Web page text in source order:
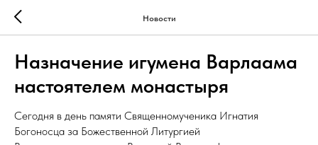
Новости
Назначение игумена Варлаама
настоятелем монастыря
Сегодня в день памяти Священномученика Игнатия
Богоносца за Божественной Литургией